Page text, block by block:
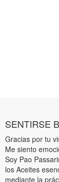
SENTIRSE
Gracias por tu
Me siento
Soy Pao
los Aceites
mediante la